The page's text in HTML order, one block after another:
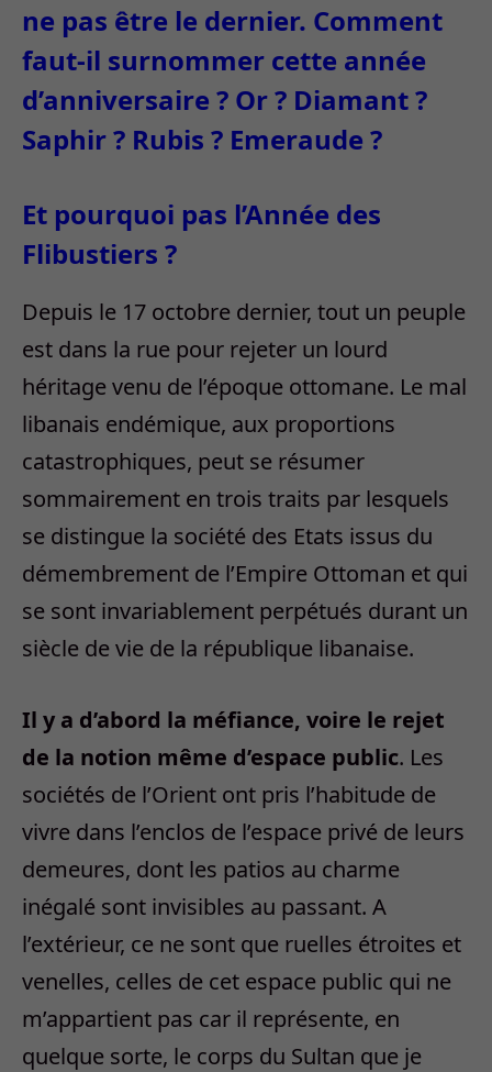
ne pas être le dernier. Comment
faut-il surnommer cette année
d’anniversaire ? Or ? Diamant ?
Saphir ? Rubis ? Emeraude ?
Et pourquoi pas l’Année des
Flibustiers ?
Depuis le 17 octobre dernier, tout un peuple
est dans la rue pour rejeter un lourd
héritage venu de l’époque ottomane. Le mal
libanais endémique, aux proportions
catastrophiques, peut se résumer
sommairement en trois traits par lesquels
se distingue la société des Etats issus du
démembrement de l’Empire Ottoman et qui
se sont invariablement perpétués durant un
siècle de vie de la république libanaise.
Il y a d’abord la méfiance, voire le rejet
de la notion même d’espace public. Les
sociétés de l’Orient ont pris l’habitude de
vivre dans l’enclos de l’espace privé de leurs
demeures, dont les patios au charme
inégalé sont invisibles au passant. A
l’extérieur, ce ne sont que ruelles étroites et
venelles, celles de cet espace public qui ne
m’appartient pas car il représente, en
quelque sorte, le corps du Sultan que je